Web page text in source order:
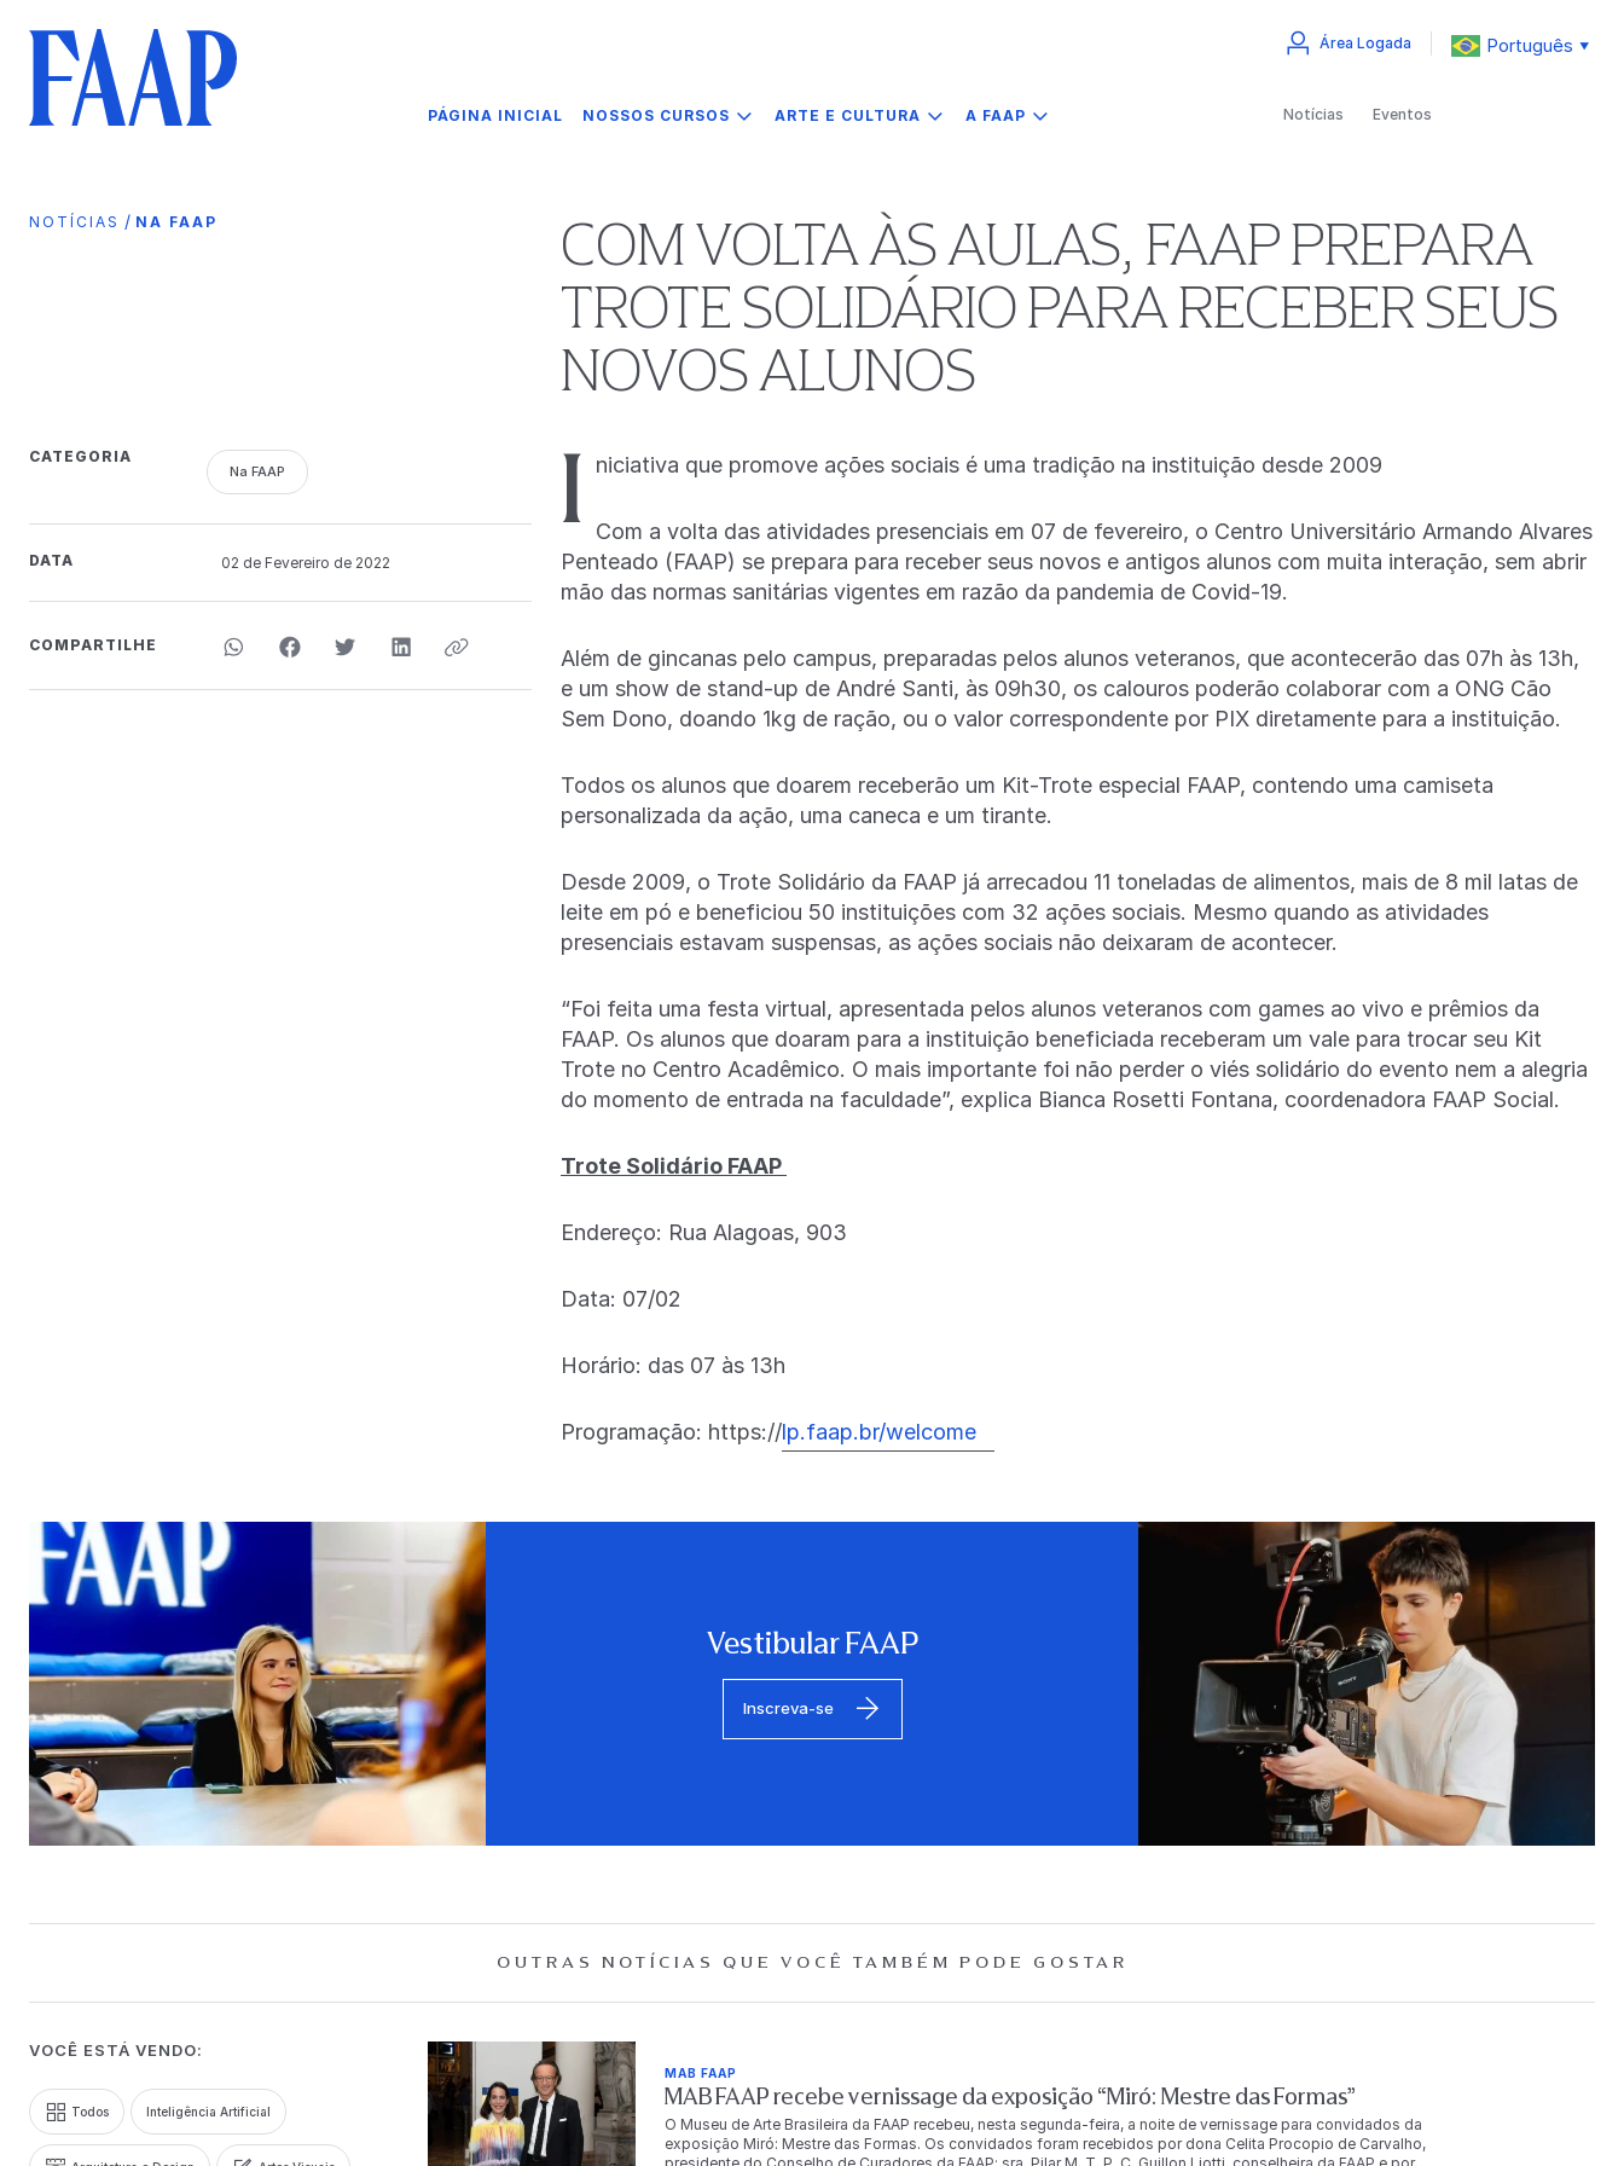
PÁGINA INICIAL NOSSOS CURSOS ARTE E CULTURA A FAAP
Área Logada Português ▼
Notícias Eventos
NOTÍCIAS / NA FAAP
COM VOLTA ÀS AULAS, FAAP PREPARA
TROTE SOLIDÁRIO PARA RECEBER SEUS
NOVOS ALUNOS
CATEGORIA
Na FAAP
DATA 02 de Fevereiro de 2022
COMPARTILHE
I niciativa que promove ações sociais é uma tradição na instituição desde 2009
Com a volta das atividades presenciais em 07 de fevereiro, o Centro Universitário Armando Alvares
Penteado (FAAP) se prepara para receber seus novos e antigos alunos com muita interação, sem abrir
mão das normas sanitárias vigentes em razão da pandemia de Covid-19.
Além de gincanas pelo campus, preparadas pelos alunos veteranos, que acontecerão das 07h às 13h,
e um show de stand-up de André Santi, às 09h30, os calouros poderão colaborar com a ONG Cão
Sem Dono, doando 1kg de ração, ou o valor correspondente por PIX diretamente para a instituição.
Todos os alunos que doarem receberão um Kit-Trote especial FAAP, contendo uma camiseta
personalizada da ação, uma caneca e um tirante.
Desde 2009, o Trote Solidário da FAAP já arrecadou 11 toneladas de alimentos, mais de 8 mil latas de
leite em pó e beneficiou 50 instituições com 32 ações sociais. Mesmo quando as atividades
presenciais estavam suspensas, as ações sociais não deixaram de acontecer.
“Foi feita uma festa virtual, apresentada pelos alunos veteranos com games ao vivo e prêmios da
FAAP. Os alunos que doaram para a instituição beneficiada receberam um vale para trocar seu Kit
Trote no Centro Acadêmico. O mais importante foi não perder o viés solidário do evento nem a alegria
do momento de entrada na faculdade”, explica Bianca Rosetti Fontana, coordenadora FAAP Social.
Trote Solidário FAAP
Endereço: Rua Alagoas, 903
Data: 07/02
Horário: das 07 às 13h
Programação: https://lp.faap.br/welcome
Vestibular FAAP
Inscreva-se
OUTRAS NOTÍCIAS QUE VOCÊ TAMBÉM PODE GOSTAR
VOCÊ ESTÁ VENDO:
Todos Inteligência Artificial
MAB FAAP
MAB FAAP recebe vernissage da exposição “Miró: Mestre das Formas”
O Museu de Arte Brasileira da FAAP recebeu, nesta segunda-feira, a noite de vernissage para convidados da
exposição Miró: Mestre das Formas. Os convidados foram recebidos por dona Celita Procopio de Carvalho,